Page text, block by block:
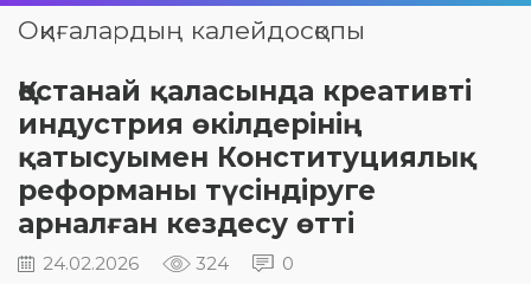
Оқиғалардың калейдосқопы
Қостанай қаласында креативті
индустрия өкілдерінің
қатысуымен Конституциялық
реформаны түсіндіруге
арналған кездесу өтті
24.02.2026 324 0